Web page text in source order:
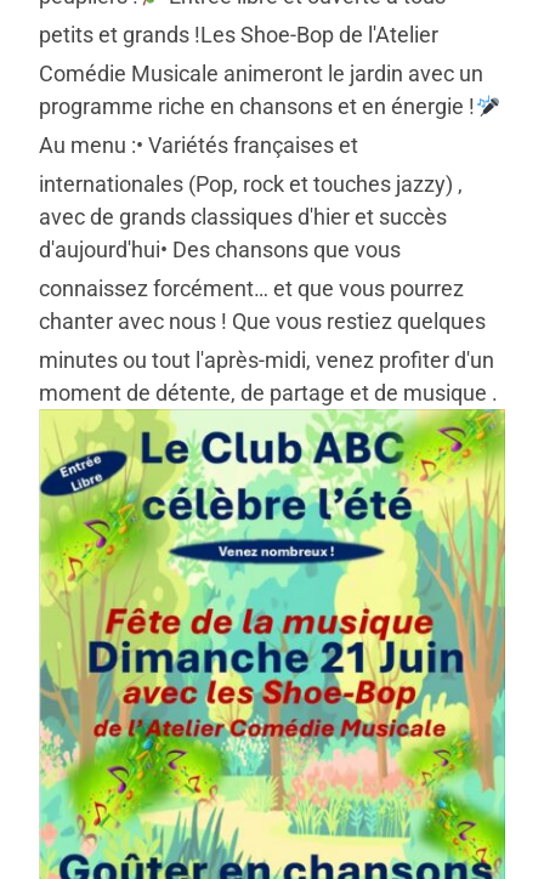
petits et grands !Les Shoe-Bop de l'Atelier
Comédie Musicale animeront le jardin avec un
programme riche en chansons et en énergie !
Au menu :• Variétés françaises et
internationales (Pop, rock et touches jazzy) ,
avec de grands classiques d'hier et succès
d'aujourd'hui• Des chansons que vous
connaissez forcément… et que vous pourrez
chanter avec nous ! Que vous restiez quelques
minutes ou tout l'après-midi, venez profiter d'un
moment de détente, de partage et de musique .